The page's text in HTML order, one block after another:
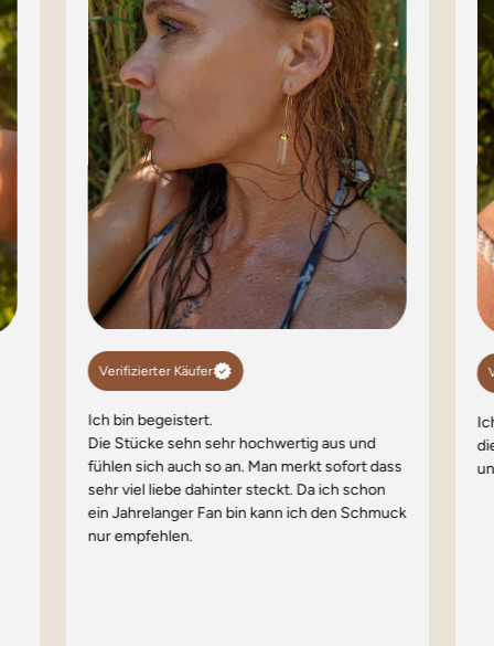
Verifizierter Käufer
Ich bin begeistert.
Die Stücke sehn sehr hochwertig aus und
fühlen sich auch so an. Man merkt sofort dass
sehr viel liebe dahinter steckt. Da ich schon
ein Jahrelanger Fan bin kann ich den Schmuck
nur empfehlen.